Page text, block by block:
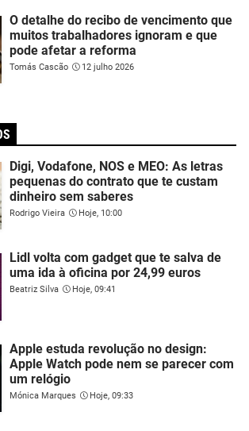
O detalhe do recibo de vencimento que
muitos trabalhadores ignoram e que
pode afetar a reforma
Tomás Cascão 12 julho 2026
Digi, Vodafone, NOS e MEO: As letras
pequenas do contrato que te custam
dinheiro sem saberes
Rodrigo Vieira Hoje, 10:00
Lidl volta com gadget que te salva de
uma ida à oficina por 24,99 euros
Beatriz Silva Hoje, 09:41
Apple estuda revolução no design:
Apple Watch pode nem se parecer com
um relógio
Mónica Marques Hoje, 09:33